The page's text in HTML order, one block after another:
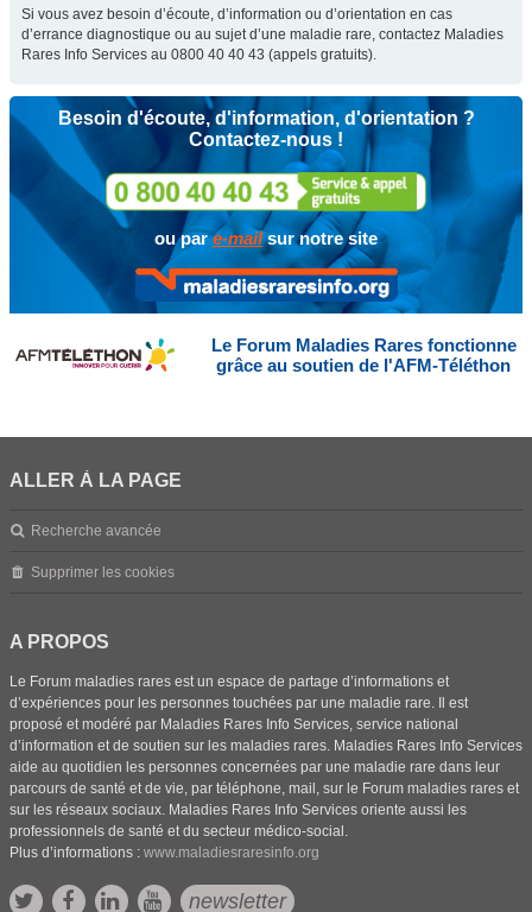
Si vous avez besoin d’écoute, d’information ou d’orientation en cas
d’errance diagnostique ou au sujet d’une maladie rare, contactez Maladies
Rares Info Services au 0800 40 40 43 (appels gratuits).
Besoin d'écoute, d'information, d'orientation ?
Contactez-nous !
ou pare-mailsur notre site
Le Forum Maladies Rares fonctionne
grâce au soutien de l'AFM-Téléthon
ALLER À LA PAGE
Recherche avancée
Supprimer les cookies
A PROPOS
Le Forum maladies rares est un espace de partage d’informations et
d’expériences pour les personnes touchées par une maladie rare. Il est
proposé et modéré par Maladies Rares Info Services, service national
d’information et de soutien sur les maladies rares. Maladies Rares Info Services
aide au quotidien les personnes concernées par une maladie rare dans leur
parcours de santé et de vie, par téléphone, mail, sur le Forum maladies rares et
sur les réseaux sociaux. Maladies Rares Info Services oriente aussi les
professionnels de santé et du secteur médico-social.
Plus d’informations : www.maladiesraresinfo.org
newsletter